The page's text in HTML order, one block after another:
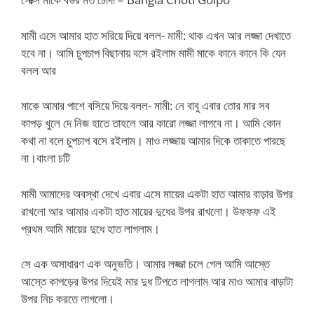
মামী এসে আমার হাত সরিয়ে দিয়ে বলল- মামী: থাক এখন আর লজ্জা দেখাতে
হবে না। আমি চুপচাপ বিছানায় বসে রইলাম মামী মাকে কানে কানে কি যেন
বলল আর
মাকে আমার পাশে বসিয়ে দিয়ে বলল- মামী: নে বাবু এবার তোর মার সব
কাপড় খুলে দে নিজ হাতে তাহলে আর কারো লজ্জা লাগবে না। আমি কোন
কথা না বলে চুপচাপ বসে রইলাম। মাও লজ্জায় আমার দিকে তাকাতে পারছে
না।বাংলা চটি
মামী আমাদের অবস্থা দেখে এবার এসে মায়ের একটা হাত আমার বাড়ার উপর
রাখলো আর আমার একটা হাত মায়ের দুধের উপর রাখলো। উফফফ এই
প্রথম আমি মায়ের দুধে হাত লাগলাম।
সে এক অসাধারণ এক অনুভতি। আমার লজ্জা চলে গেল আমি আস্তে
আস্তে কাপড়ের উপর দিয়েই মার দুধ টিপতে লাগলাম আর মাও আমার বাড়াটা
উপর নিচ করতে লাগলো।